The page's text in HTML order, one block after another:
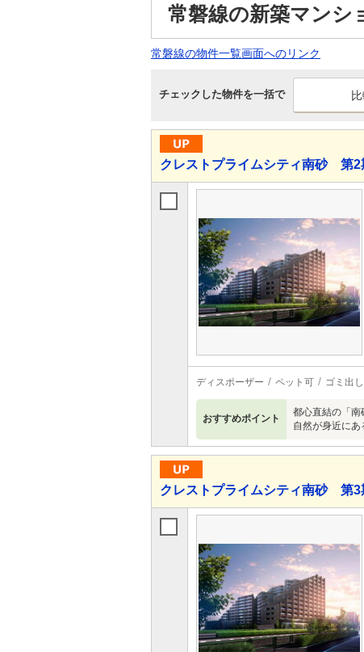
常磐線の新築マンシ
常磐線の物件一覧画面へのリンク
チェックした物件を一括で
クレストプライムシティ南砂 第2
ディスポーザー ペット可 ゴミ出
おすすめポイント
都心直結の「
自然が身近に
クレストプライムシティ南砂 第3